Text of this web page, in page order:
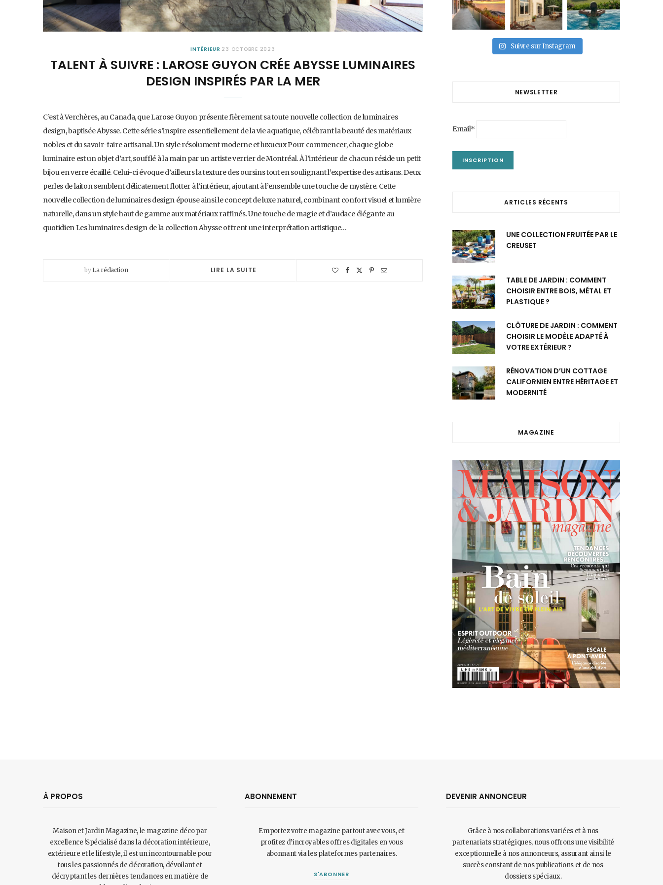
INTÉRIEUR 23 OCTOBRE 2023
TALENT À SUIVRE : LAROSE GUYON CRÉE ABYSSE LUMINAIRES
DESIGN INSPIRÉS PAR LA MER
C’est à Verchères, au Canada, que Larose Guyon présente fièrement sa toute nouvelle collection de luminaires
design, baptisée Abysse. Cette série s’inspire essentiellement de la vie aquatique, célébrant la beauté des matériaux
nobles et du savoir-faire artisanal. Un style résolument moderne et luxueux Pour commencer, chaque globe
luminaire est un objet d’art, soufflé à la main par un artiste verrier de Montréal. À l’intérieur de chacun réside un petit
bijou en verre écaillé. Celui-ci évoque d’ailleurs la texture des oursins tout en soulignant l’expertise des artisans. Deux
perles de laiton semblent délicatement flotter à l’intérieur, ajoutant à l’ensemble une touche de mystère. Cette
nouvelle collection de luminaires design épouse ainsi le concept de luxe naturel, combinant confort visuel et lumière
naturelle, dans un style haut de gamme aux matériaux raffinés. Une touche de magie et d’audace élégante au
quotidien Les luminaires design de la collection Abysse offrent une interprétation artistique…
byLa rédaction LIRE LA SUITE
Suivre sur Instagram
NEWSLETTER
Email*
ARTICLES RÉCENTS
UNE COLLECTION FRUITÉE PAR LE
CREUSET
TABLE DE JARDIN : COMMENT
CHOISIR ENTRE BOIS, MÉTAL ET
PLASTIQUE ?
CLÔTURE DE JARDIN : COMMENT
CHOISIR LE MODÈLE ADAPTÉ À
VOTRE EXTÉRIEUR ?
RÉNOVATION D’UN COTTAGE
CALIFORNIEN ENTRE HÉRITAGE ET
MODERNITÉ
MAGAZINE
À PROPOS
Maison et Jardin Magazine, le magazine déco par
excellence !Spécialisé dans la décoration intérieure,
extérieure et le lifestyle, il est un incontournable pour
tous les passionnés de décoration, dévoilant et
décryptant les dernières tendances en matière de
ABONNEMENT
Emportez votre magazine partout avec vous, et
profitez d’incroyables offres digitales en vous
abonnant via les plateformes partenaires.
S'ABONNER
DEVENIR ANNONCEUR
Grâce à nos collaborations variées et à nos
partenariats stratégiques, nous offrons une visibilité
exceptionnelle à nos annonceurs, assurant ainsi le
succès constant de nos publications et de nos
dossiers spéciaux.